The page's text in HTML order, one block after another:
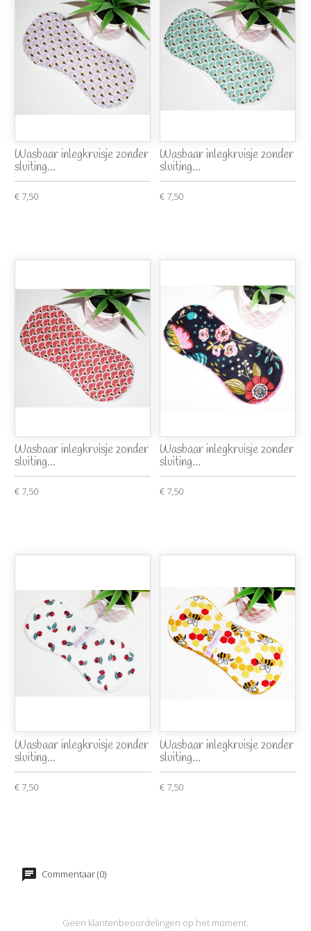
Wasbaar inlegkruisje zonder
sluiting...
€ 7,50
Wasbaar inlegkruisje zonder
sluiting...
€ 7,50
Wasbaar inlegkruisje zonder
sluiting...
€ 7,50
Wasbaar inlegkruisje zonder
sluiting...
€ 7,50
Wasbaar inlegkruisje zonder
sluiting...
€ 7,50
Wasbaar inlegkruisje zonder
sluiting...
€ 7,50
Commentaar (0)
Geen klantenbeoordelingen op het moment.